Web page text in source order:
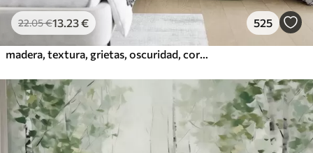
22.05€13 .23€ 525